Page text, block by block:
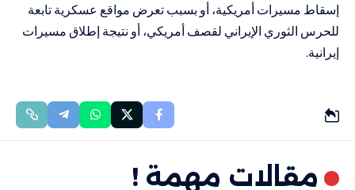
إسقاط مسيرات أمريكية، أو بسبب تعرض مواقع عسكرية تابعة
للحرس الثوري الإيراني لقصف أمريكي، أو نتيجة إطلاق مسيرات
إيرانية.
مقالات مهمة !